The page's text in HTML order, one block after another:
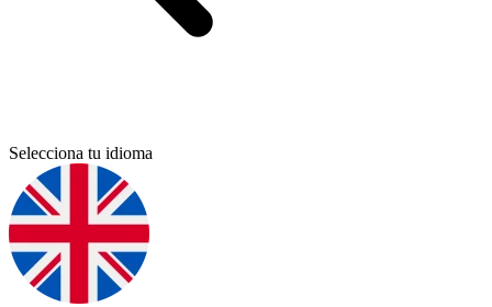
Selecciona tu idioma